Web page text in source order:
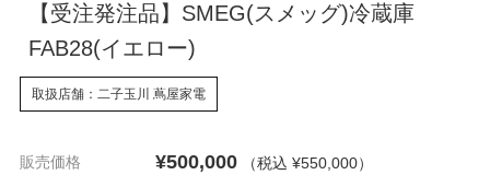
【受注発注品】SMEG(スメッグ)冷蔵庫
FAB28(イエロー)
取扱店舗：二子玉川 蔦屋家電
販売価格 ¥500,000 （税込 ¥550,000）